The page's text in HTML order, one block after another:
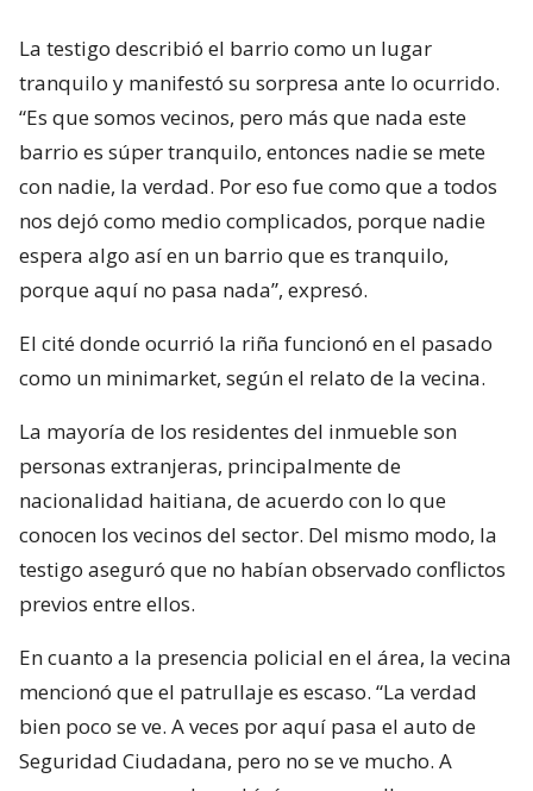
La testigo describió el barrio como un lugar
tranquilo y manifestó su sorpresa ante lo ocurrido.
“Es que somos vecinos, pero más que nada este
barrio es súper tranquilo, entonces nadie se mete
con nadie, la verdad. Por eso fue como que a todos
nos dejó como medio complicados, porque nadie
espera algo así en un barrio que es tranquilo,
porque aquí no pasa nada”, expresó.
El cité donde ocurrió la riña funcionó en el pasado
como un minimarket, según el relato de la vecina.
La mayoría de los residentes del inmueble son
personas extranjeras, principalmente de
nacionalidad haitiana, de acuerdo con lo que
conocen los vecinos del sector. Del mismo modo, la
testigo aseguró que no habían observado conflictos
previos entre ellos.
En cuanto a la presencia policial en el área, la vecina
mencionó que el patrullaje es escaso. “La verdad
bien poco se ve. A veces por aquí pasa el auto de
Seguridad Ciudadana, pero no se ve mucho. A